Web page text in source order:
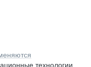
технологии